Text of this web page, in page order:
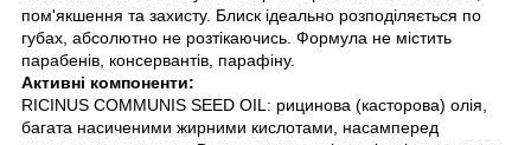
пом'якшення та захисту. Блиск ідеально розподіляється по
губах, абсолютно не розтікаючись. Формула не містить
парабенів, консервантів, парафіну.
Активні компоненти:
RICINUS COMMUNIS SEED OIL: рицинова (касторова) олія,
багата насиченими жирними кислотами, насамперед